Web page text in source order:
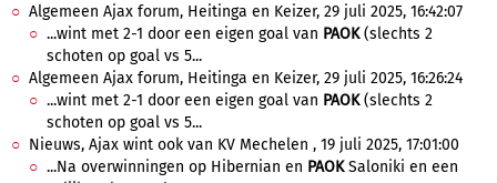
Algemeen Ajax forum, Heitinga en Keizer, 29 juli 2025, 16:42:07
...wint met 2-1 door een eigen goal van PAOK(slechts 2
schoten op goal vs 5...
Algemeen Ajax forum, Heitinga en Keizer, 29 juli 2025, 16:26:24
...wint met 2-1 door een eigen goal van PAOK(slechts 2
schoten op goal vs 5...
Nieuws, Ajax wint ook van KV Mechelen , 19 juli 2025, 17:01:00
...Na overwinningen op Hibernian en PAOKSaloniki en een